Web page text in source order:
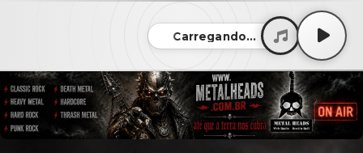
Carregando...